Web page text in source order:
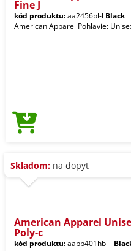
Fine J
kód produktu:aa2456bl-l Black
American Apparel Pohlavie:
Skladom: na dopyt
American Apparel
Poly-c
kód produktu:aabb401hbl-l